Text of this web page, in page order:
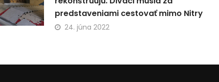
predstaveniami cestovať mimo Nitry
24. júna 2022